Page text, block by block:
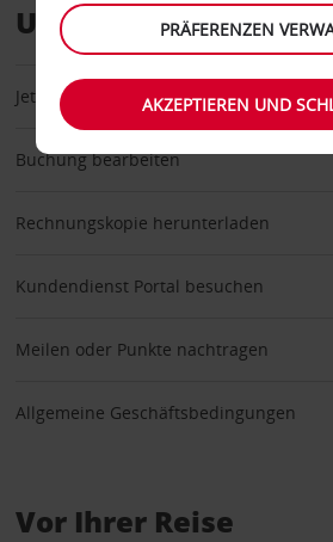
Unsere Self-Service
Jetzt buchen
Buchung bearbeiten
Rechnungskopie herunterladen
Kundendienst Portal besuchen
Meilen oder Punkte nachtragen
Allgemeine Geschäftsbedingungen
Vor Ihrer Reise
PRÄFERENZEN
AKZEPTIEREN UND